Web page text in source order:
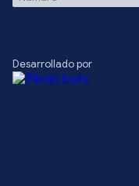
Desarrollado por